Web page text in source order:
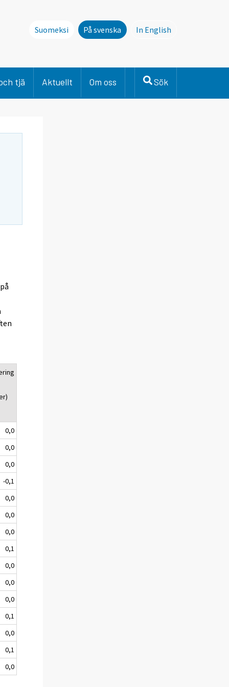
Suomeksi På svenska
In English
tjä Aktuellt Om oss Sök
0,0
0,0
0,0
-0,1
0,0
0,0
0,0
0,1
0,0
0,0
0,0
0,1
0,0
0,1
0,0